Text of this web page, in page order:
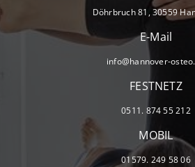
Döhrbruch 81, 30559
E-Mail
info@hannover-
FESTNETZ
0511. 874 55 212
MOBIL
01579. 249 58 06